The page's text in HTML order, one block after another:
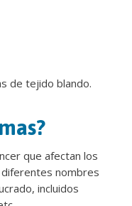
de tejido blando.
que afectan los
nombres
incluidos